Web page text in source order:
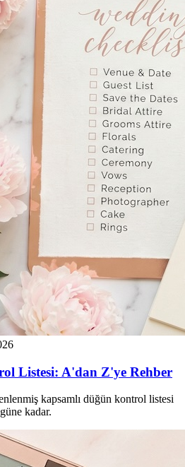
Listesi: A'dan Z'ye Rehber
kapsamlı düğün kontrol listesi
kadar.